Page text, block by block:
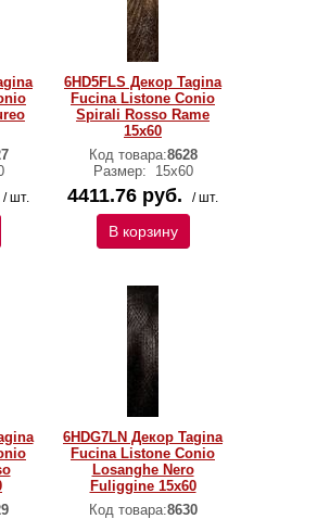
/ шт.
6HD5FLS Декор Tagina
Fucina Listone Conio
Spirali Rosso Rame
15x60
Код товара:8628
Размер:
15x60
4411.76 руб. / шт.
В корзину
6HDG7LN Декор Tagina
Fucina Listone Conio
Losanghe Nero
Fuliggine 15x60
Код товара:8630